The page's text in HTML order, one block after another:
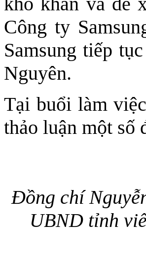
Công ty
Samsung tiếp
Nguyên.
Tại buổi làm
thảo luận một số
Đồng chí
UBND tỉnh